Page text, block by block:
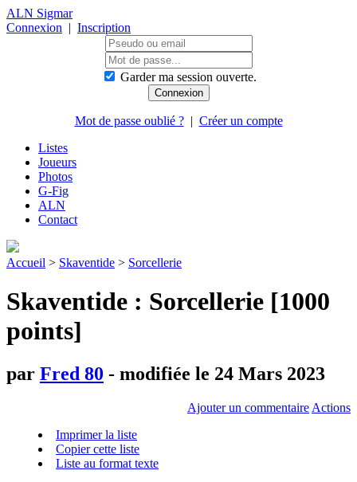
ALN Sigmar
Connexion | Inscription
Garder ma session ouverte.
Mot de passe oublié ?| Créer un compte
Listes
Joueurs
Photos
G-Fig
ALN
Contact
Accueil > Skaventide > Sorcellerie
Skaventide : Sorcellerie [1000
points]
par Fred 80 - modifiée le 24 Mars 2023
Ajouter un commentaire Actions
Imprimer la liste
Copier cette liste
Liste au format texte